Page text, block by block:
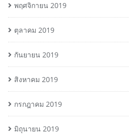
พฤศจิกายน 2019
ตุลาคม 2019
กันยายน 2019
สิงหาคม 2019
กรกฎาคม 2019
มิถุนายน 2019